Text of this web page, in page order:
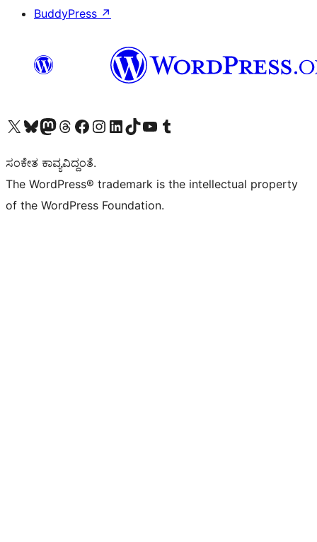
BuddyPress ↗
Visit our X (formerly Twitter) account
Visit our Bluesky account
Visit our Mastodon account
Visit our Threads account
Visit our Facebook page
Visit our Instagram account
Visit our LinkedIn account
Visit our TikTok account
Visit our YouTube channel
Visit our Tumblr account
ಸಂಕೇತ ಕಾವ್ಯವಿದ್ದಂತೆ.
The WordPress® trademark is the intellectual property
of the WordPress Foundation.